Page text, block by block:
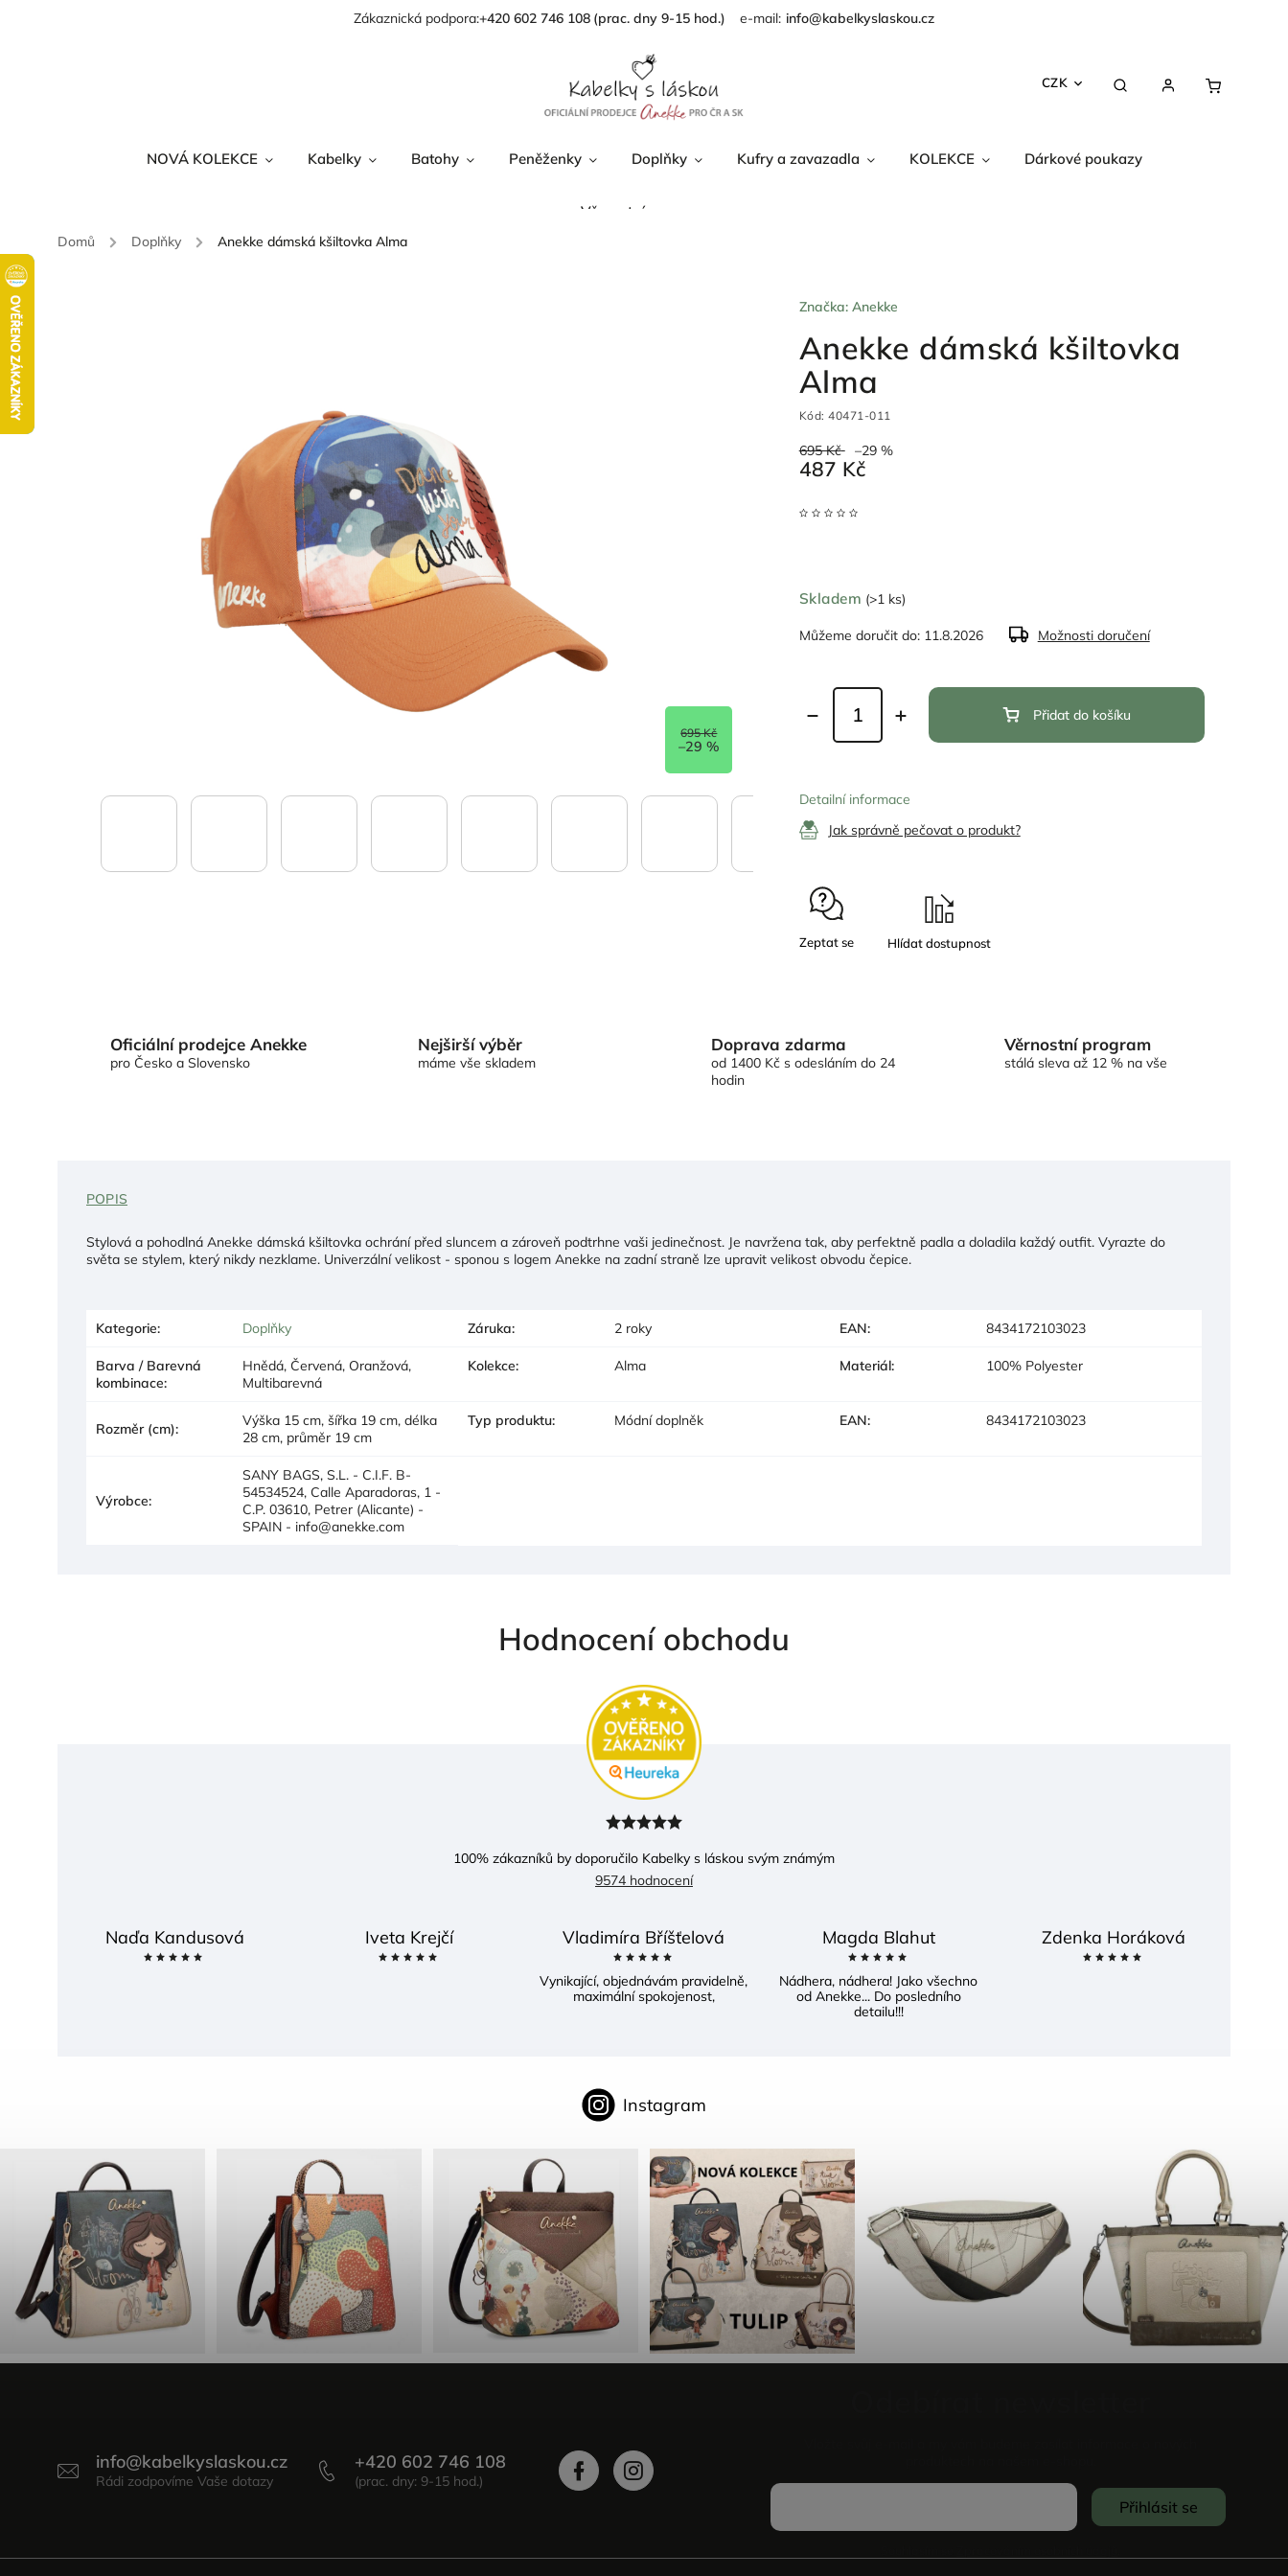
Zákaznická podpora:+420 602 746 108 info@kabelkyslaskou.cz
CZK
NOVÁ KOLEKCE Kabelky Batohy Peněženky Doplňky Kufry a zavazadla KOLEKCE Dárkové poukazy
Věrnostní program
Domů / Doplňky / Anekke dámská kšiltovka Alma
695 Kč
–29 %
Anekke dámská kšiltovka
Alma
Kód: 40471-011
695 Kč –29 %
487 Kč
Značka: Anekke
Skladem (>1 ks)
Můžeme doručit do: 11.8.2026 Možnosti doručení
Přidat do košíku
Detailní informace
Jak správně pečovat o produkt?
Zeptat se
Oficiální prodejce Anekke
pro Česko a Slovensko
Nejširší výběr
máme vše skladem
Doprava zdarma
od 1400 Kč s odesláním do 24
hodin
Věrnostní program
stálá sleva až 12 % na vše
POPIS
Stylová a pohodlná Anekke dámská kšiltovka ochrání před sluncem a zároveň podtrhne vaši jedinečnost. Je navržena tak, aby perfektně padla a doladila každý outfit. Vyrazte do
světa se stylem, který nikdy nezklame. Univerzální velikost - sponou s logem Anekke na zadní straně lze upravit velikost obvodu čepice.
Kategorie: Doplňky Záruka: 2 roky EAN: 8434172103023
Barva / Barevná
kombinace:
Hnědá, Červená, Oranžová,
Multibarevná
Kolekce: Alma Materiál: 100% Polyester
Rozměr (cm):
Výška 15 cm, šířka 19 cm, délka
28 cm, průměr 19 cm
Typ produktu: Módní doplněk EAN: 8434172103023
Výrobce:
SANY BAGS, S.L. - C.I.F. B-
54534524, Calle Aparadoras, 1 -
C.P. 03610, Petrer (Alicante) -
SPAIN - info@anekke.com
Hodnocení obchodu
100% zákazníků by doporučilo Kabelky s láskou svým známým
9574 hodnocení
Naďa Kandusová Iveta Krejčí Vladimíra Bříšťelová
Vynikající, objednávám pravidelně,
maximální spokojenost,
Magda Blahut
Nádhera, nádhera! Jako všechno
od Anekke... Do posledního
detailu!!!
Zdenka Horáková
Instagram
info@kabelkyslaskou.cz +420 602 746 108
Přihlásit se